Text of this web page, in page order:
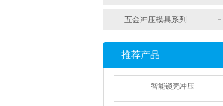
五金冲压模具系列
推荐产品